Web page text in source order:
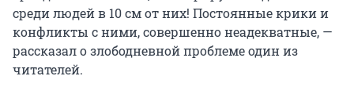
среди людей в 10 см от них! Постоянные крики и
конфликты с ними, совершенно неадекватные, —
рассказал о злободневной проблеме один из
читателей.